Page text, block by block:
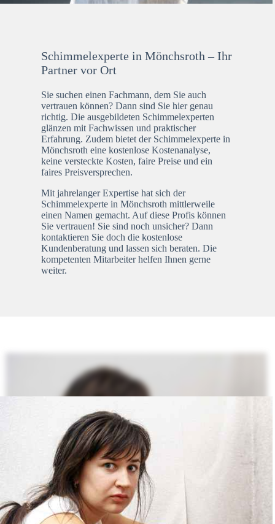
Schimmelexperte in Mönchsroth – Ihr
Partner vor Ort
Sie suchen einen Fachmann, dem Sie auch
vertrauen können? Dann sind Sie hier genau
richtig. Die ausgebildeten Schimmelexperten
glänzen mit Fachwissen und praktischer
Erfahrung. Zudem bietet der Schimmelexperte in
Mönchsroth eine kostenlose Kostenanalyse,
keine versteckte Kosten, faire Preise und ein
faires Preisversprechen.
Mit jahrelanger Expertise hat sich der
Schimmelexperte in Mönchsroth mittlerweile
einen Namen gemacht. Auf diese Profis können
Sie vertrauen! Sie sind noch unsicher? Dann
kontaktieren Sie doch die kostenlose
Kundenberatung und lassen sich beraten. Die
kompetenten Mitarbeiter helfen Ihnen gerne
weiter.